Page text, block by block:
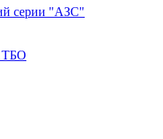
серии "АЗС"
ТБО